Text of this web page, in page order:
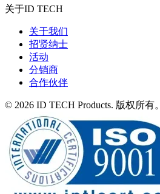
关于ID TECH
关于我们
招贤纳士
活动
分销商
合作伙伴
© 2026 ID TECH Products. 版权所有。